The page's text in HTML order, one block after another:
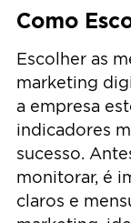
Como
Escolher as
marketing
a empresa
indicadores
sucesso.
monitorar, é
claros e